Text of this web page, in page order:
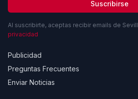
Suscribirse
Al suscribirte, aceptas recibir emails de
privacidad
Publicidad
Preguntas Frecuentes
Enviar Noticias